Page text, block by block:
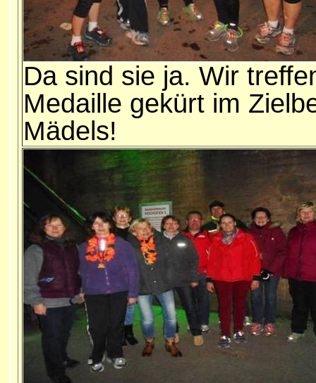
Da sind sie ja. Wir
Medaille gekürt im
Mädels!